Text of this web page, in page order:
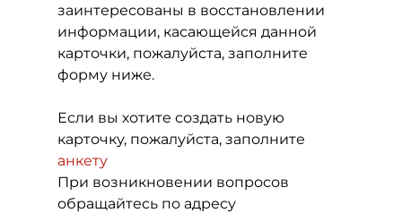
заинтересованы в восстановлении
информации, касающейся данной
карточки, пожалуйста, заполните
форму ниже.
Если вы хотите создать новую
карточку, пожалуйста, заполните
анкету
При возникновении вопросов
обращайтесь по адресу